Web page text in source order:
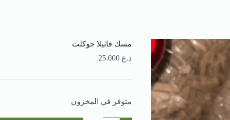
مسك فانيلا جوكلت
د.ع
متوفر في المخزون